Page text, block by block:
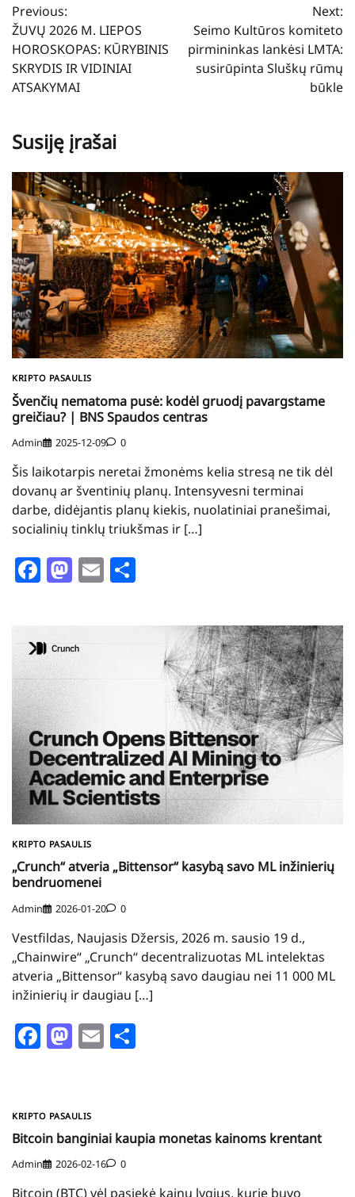
tarp
įrašų
Previous:
ŽUVŲ 2026 M. LIEPOS
HOROSKOPAS: KŪRYBINIS
SKRYDIS IR VIDINIAI
ATSAKYMAI
Next:
Seimo Kultūros komiteto
pirmininkas lankėsi LMTA:
susirūpinta Sluškų rūmų
būkle
Susiję įrašai
KRIPTO PASAULIS
Švenčių nematoma pusė: kodėl gruodį pavargstame
greičiau? | BNS Spaudos centras
Admin 2025-12-09 0
Šis laikotarpis neretai žmonėms kelia stresą ne tik dėl
dovanų ar šventinių planų. Intensyvesni terminai
darbe, didėjantis planų kiekis, nuolatiniai pranešimai,
socialinių tinklų triukšmas ir […]
Facebook
Mastodon
Email
KRIPTO PASAULIS
„Crunch“ atveria „Bittensor“ kasybą savo ML inžinierių
bendruomenei
Admin 2026-01-20 0
Vestfildas, Naujasis Džersis, 2026 m. sausio 19 d.,
„Chainwire“ „Crunch“ decentralizuotas ML intelektas
atveria „Bittensor“ kasybą savo daugiau nei 11 000 ML
inžinierių ir daugiau […]
Facebook
Mastodon
Email
KRIPTO PASAULIS
Bitcoin banginiai kaupia monetas kainoms krentant
Admin 2026-02-16 0
Bitcoin (BTC) vėl pasiekė kainų lygius, kurie buvo